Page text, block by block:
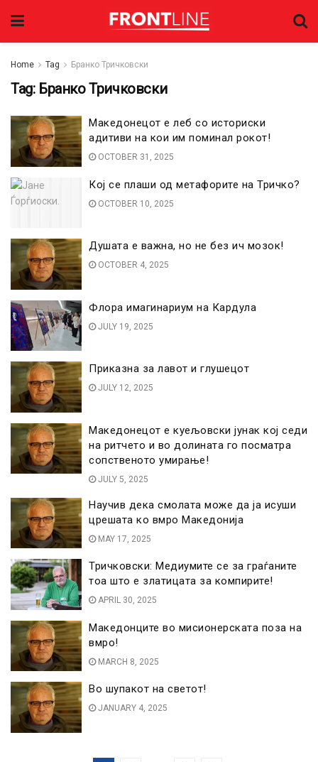
Home Tag Бранко Тричковски
Tag: Бранко Тричковски
Македонецот е леб со историски
адитиви на кои им поминал рокот!
OCTOBER 31, 2025
Кој се плаши од метафорите на Тричко?
OCTOBER 10, 2025
Душата е важна, но не без ич мозок!
OCTOBER 4, 2025
Флора имагинариум на Кардула
JULY 19, 2025
Приказна за лавот и глушецот
JULY 12, 2025
Македонецот е куељовски јунак кој седи
на ритчето и во долината го посматра
сопственото умирање!
JULY 5, 2025
Научив дека смолата може да ја исуши
црешата ко вмро Македонија
MAY 17, 2025
Тричковски: Медиумите се за граѓаните
тоа што е златицата за компирите!
APRIL 30, 2025
Македонците во мисионерската поза на
вмро!
MARCH 8, 2025
Во шупакот на светот!
JANUARY 4, 2025